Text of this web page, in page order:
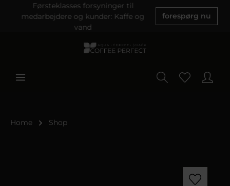
Førsteklasses forsyninger til
medarbejdere og kunder: Kaffe og
vand
forespørg nu
Home Shop